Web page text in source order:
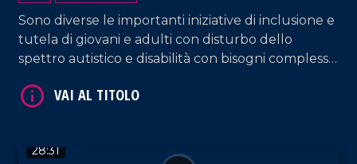
Sono diverse le importanti iniziative di inclusione e
tutela di giovani e adulti con disturbo dello
spettro autistico e disabilità con bisogni complessi.
all'inclusione sociale, Pasqualina Straface.
collegamento dalla sede dell'associazione "Il volo
28:31
VAI AL TITOLO